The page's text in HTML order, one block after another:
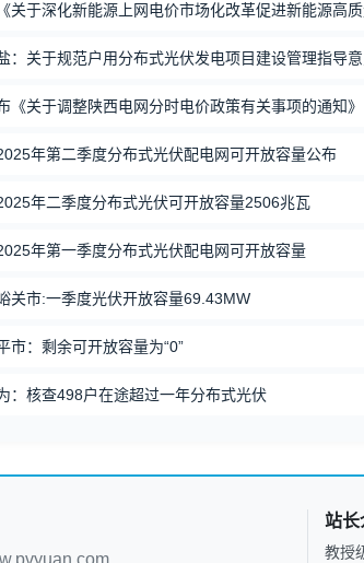
关于深化新能源上网电价市场化改革促进新能源高
：关于规范户用分布式光伏发电项目建设管理指导意
《关于调整陕西电网分时电价政策有关事项的通知》
年第二季度分布式光伏配电网可开放容量公布
年二季度分布式光伏可开放容量2506兆瓦
年第一季度分布式光伏配电网可开放容量
关市:一季度光伏开放容量69.43MW
市：剩余可开放容量为“0”
：核查498户在途超过一年分布式光伏
站长
教授